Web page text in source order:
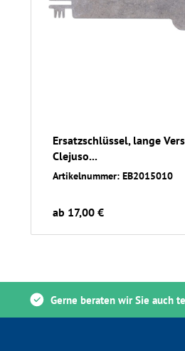
Ersatzschlüssel, lange
Clejuso...
Artikelnummer: EB2015010
ab 17,00 €
Gerne beraten wir Sie auch